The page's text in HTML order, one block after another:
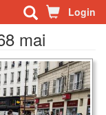
Login
mai